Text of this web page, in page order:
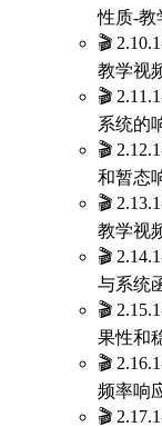
性质-教
🎬
教学视
🎬
系统的
🎬
和暂态
🎬
教学视
🎬
与系统
🎬
果性和
🎬
频率响
🎬